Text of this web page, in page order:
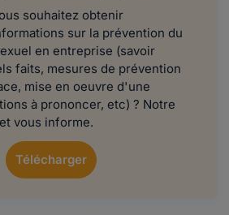
souhaitez obtenir
sur la prévention du
en entreprise (savoir
faits, mesures de prévention
mise en oeuvre d'une
à prononcer, etc) ? Notre
vous informe.
Télécharger